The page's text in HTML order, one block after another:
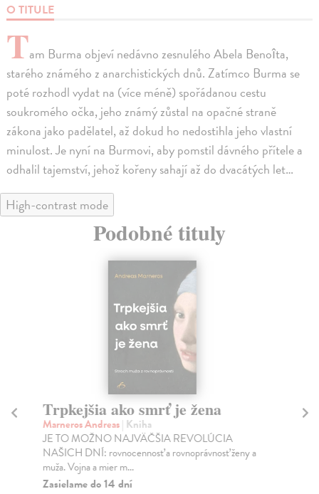
O TITULE
Tam Burma objeví nedávno zesnulého Abela Benoîta,
starého známého z anarchistických dnů. Zatímco Burma se
poté rozhodl vydat na (více méně) spořádanou cestu
soukromého očka, jeho známý zůstal na opačné straně
zákona jako padělatel, až dokud ho nedostihla jeho vlastní
minulost. Je nyní na Burmovi, aby pomstil dávného přítele a
odhalil tajemství, jehož kořeny sahají až do dvacátých let…
High-contrast mode
Podobné tituly
Trpkejšia ako smrť je žena
Marneros Andreas| Kniha
JE TO MOŽNO NAJVÄČŠIA REVOLÚCIA
NAŠICH DNÍ: rovnocennosť a rovnoprávnosť ženy a
muža. Vojna a mier m...
Zasielame do 14 dní